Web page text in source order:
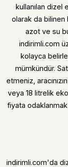
kullanılan dizel
olarak da bilinen
azot ve su
indirimli.com
kolayca
mümkündür.
etmeniz,
veya 18 litrelik
fiyata
indirimli.com'da